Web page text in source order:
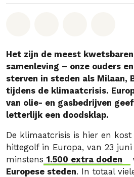
Het zijn de meest
samenleving – onze ouders
sterven in steden als Milaan,
tijdens de klimaatcrisis.
van olie- en gasbedrijven
letterlijk een doodsklap.
De klimaatcrisis is hier en kost
hittegolf in Europa, van 23
minstens 1.500 extra doden
Europese steden. In totaal